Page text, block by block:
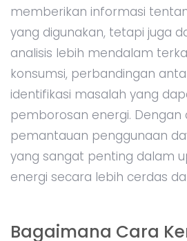
memberikan informasi
yang digunakan, tetapi juga
analisis lebih mendalam
konsumsi, perbandingan
identifikasi masalah yang
pemborosan energi. Dengan
pemantauan penggunaan
yang sangat penting dalam
energi secara lebih cerdas
Bagaimana Cara